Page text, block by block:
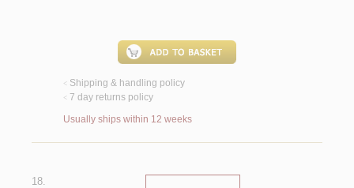
< Shipping & handling policy
< 7 day returns policy
Usually ships within 12 weeks
18.